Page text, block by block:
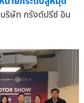
ษัท กรังด์ปรีซ์ อิน